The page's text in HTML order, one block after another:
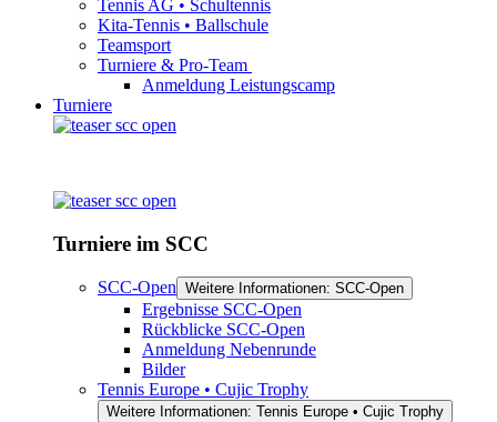
Tennis AG • Schultennis
Kita-Tennis • Ballschule
Teamsport
Turniere & Pro-Team
Anmeldung Leistungscamp
Turniere
Turniere im SCC
SCC-Open Weitere Informationen: SCC-Open
Ergebnisse SCC-Open
Rückblicke SCC-Open
Anmeldung Nebenrunde
Bilder
Tennis Europe • Cujic Trophy
Weitere Informationen: Tennis Europe • Cujic Trophy